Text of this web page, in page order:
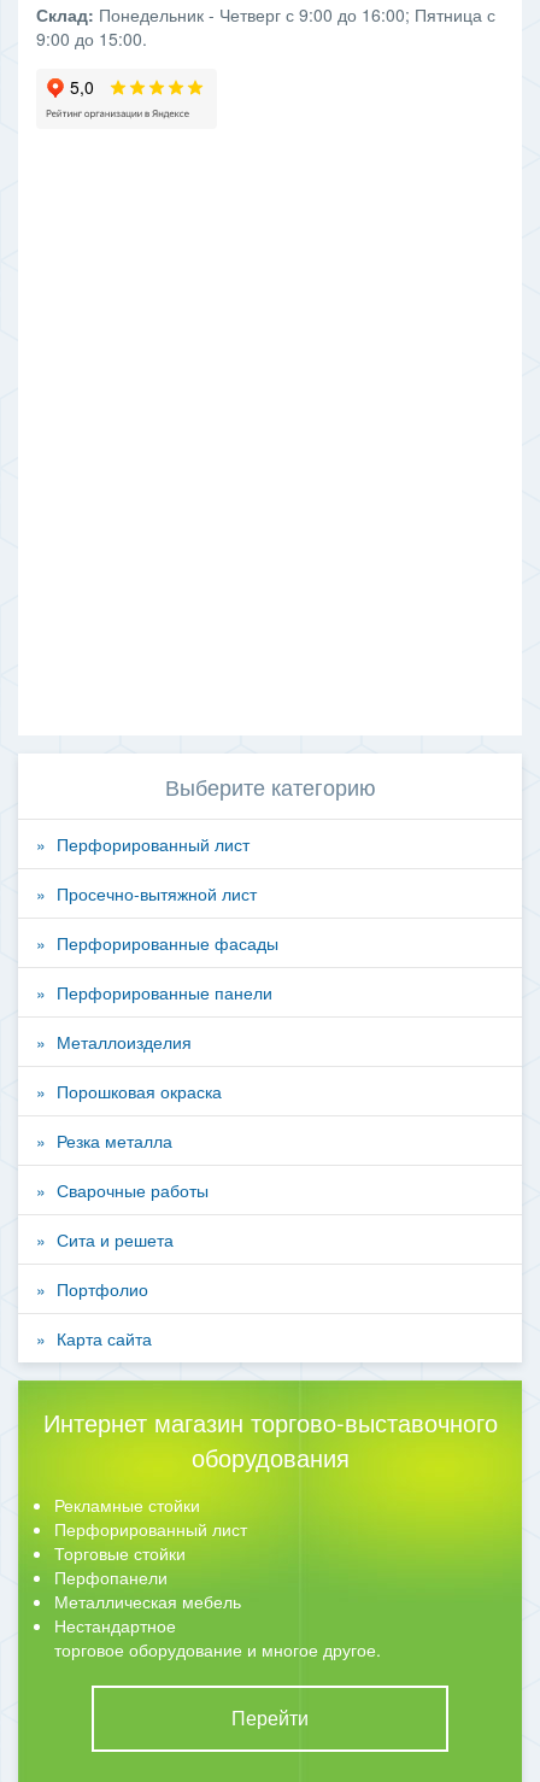
Склад: Понедельник - Четверг с 9:00 до 16:00; Пятница с
9:00 до 15:00.
Выберите категорию
Перфорированный лист
Просечно-вытяжной лист
Перфорированные фасады
Перфорированные панели
Металлоизделия
Порошковая окраска
Резка металла
Сварочные работы
Сита и решета
Портфолио
Карта сайта
Интернет магазин торгово-выставочного
оборудования
Рекламные стойки
Перфорированный лист
Торговые стойки
Перфопанели
Металлическая мебель
Нестандартное
торговое оборудование и многое другое.
Перейти